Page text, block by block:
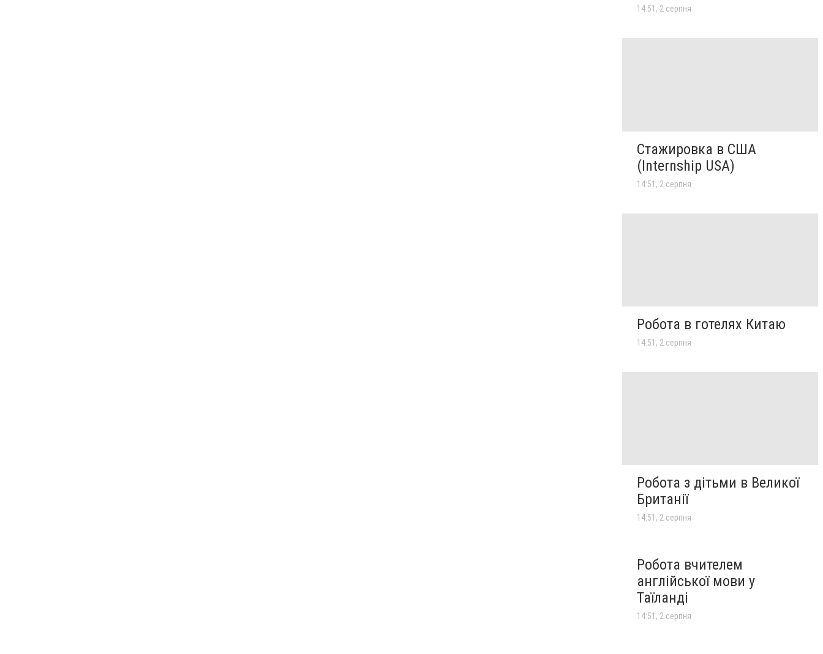
14:51, 2 серпня
Стажировка в США
(Internship USA)
14:51, 2 серпня
Робота в готелях Китаю
14:51, 2 серпня
Робота з дітьми в Великої
Британії
14:51, 2 серпня
Робота вчителем
англійської мови у
Таїланді
14:51, 2 серпня